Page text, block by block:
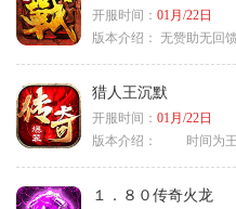
开服时间： 01月/22日
版本介绍： 无赞助无回
猎人王沉默
开服时间： 01月/22日
版本介绍：
时间为
１．８０传奇火龙